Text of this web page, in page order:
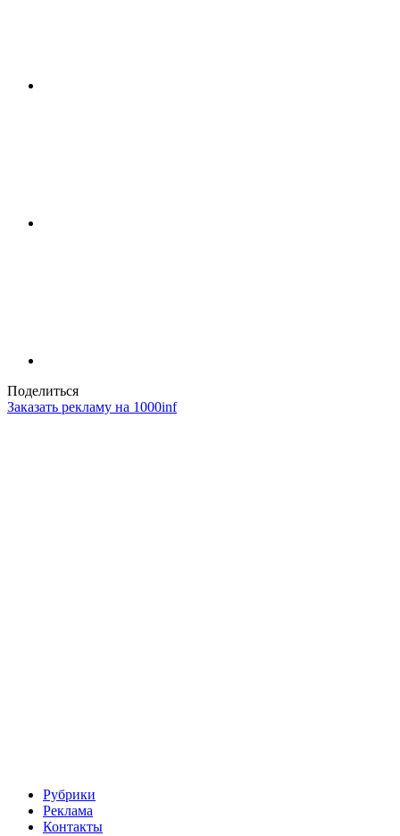
Поделиться
Заказать рекламу на 1000inf
Рубрики
Реклама
Контакты